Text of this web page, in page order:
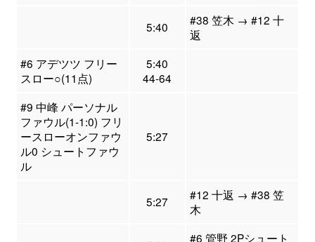
5:40
#38 笠木 → #12 十
返
#6 アデツツ フリー
スロー○(11点)
5:40
44-64
#9 中峰 パーソナル
ファウル(1-1:0) フリ
ースローオンファウ
ル0 シュートファウ
ル
5:27
5:27
#12 十返 → #38 笠
木
#6 管野 2Pシュート